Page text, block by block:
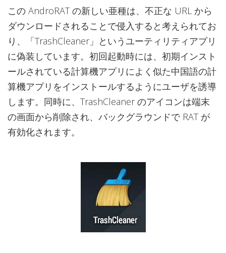
この AndroRAT の新しい亜種は、不正な URL から
ダウンロードされることで侵入すると考えられてお
り、「TrashCleaner」というユーティリティアプリ
に偽装しています。初回起動時には、初期インスト
ールされている計算機アプリによく似た中国語の計
算機アプリをインストールするようにユーザを誘導
します。同時に、TrashCleaner のアイコンは端末
の画面から削除され、バックグラウンドで RAT が
有効化されます。